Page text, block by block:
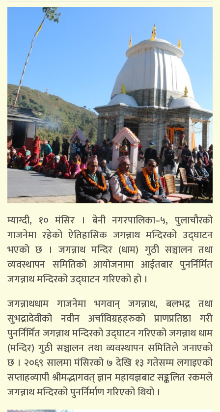
म्याग्दी, १० मंसिर । बेनी नगरपालिका–५, पुलाचौरको
गाजनेमा रहेको ऐतिहासिक जगन्नाथ मन्दिरको उद्घाटन
भएको छ । जगन्नाथ मन्दिर (धाम) गुठी सञ्चालन तथा
व्यवस्थापन समितिको आयोजनामा आईतबार पुनर्निर्मित
जगन्नाथ मन्दिरको उद्घाटन गरिएको हो ।
जगन्नाथधाम गाजनेमा भगवान् जगन्नाथ, बलभद्र तथा
सुभद्रादेवीको नवीन अर्चाविग्रहहरुको प्राणप्रतिष्ठा गरी
पुनर्निर्मित जगन्नाथ मन्दिरको उद्घाटन गरिएको जगन्नाथ धाम
(मन्दिर) गुठी सञ्चालन तथा व्यवस्थापन समितिले जनाएको
छ । २०६९ सालमा मंसिरको ७ देखि १३ गतेसम्म लगाइएको
सप्ताहव्यापी श्रीमद्भागवत् ज्ञान महायज्ञबाट सङ्कलित रकमले
जगन्नाथ मन्दिरको पुनर्निर्माण गरिएको थियो ।